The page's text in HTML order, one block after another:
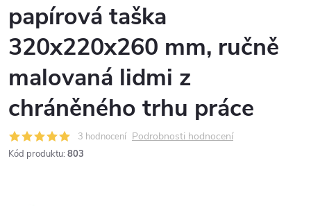
papírová taška
320x220x260 mm, ručně
malovaná lidmi z
chráněného trhu práce
3 hodnocení Podrobnosti hodnocení
Kód produktu: 803